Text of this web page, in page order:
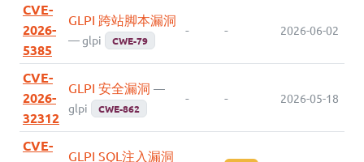
CVE-
2026-
5385
GLPI 跨站脚本漏洞
— glpi CWE-79
- - 2026-06-02
CVE-
2026-
32312
GLPI 安全漏洞 —
glpi
CWE-862
- - 2026-05-18
CVE-
GLPI SQL注入漏洞